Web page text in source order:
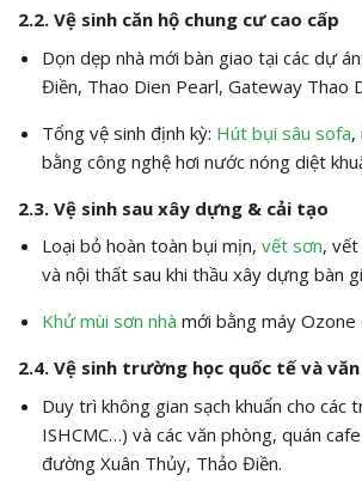
2.2. Vệ sinh căn hộ chung cư cao cấp
Dọn dẹp nhà mới bàn giao tại các dự
Điền, Thao Dien Pearl, Gateway Thao
Tổng vệ sinh định kỳ: Hút bụi sâu sofa,
bằng công nghệ hơi nước nóng diệt
2.3. Vệ sinh sau xây dựng & cải tạo
Loại bỏ hoàn toàn bụi mịn, vết sơn,
và nội thất sau khi thầu xây dựng bàn
Khử mùi sơn nhà mới bằng máy Ozone
2.4. Vệ sinh trường học quốc tế và
Duy trì không gian sạch khuẩn cho các
ISHCMC…) và các văn phòng, quán
đường Xuân Thủy, Thảo Điền.